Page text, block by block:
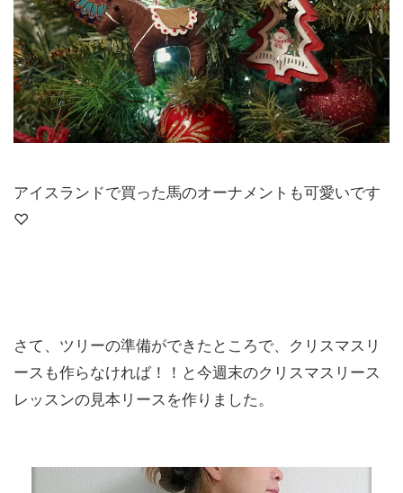
アイスランドで買った馬のオーナメントも可愛いです
♡
さて、ツリーの準備ができたところで、クリスマスリ
ースも作らなければ！！と今週末のクリスマスリース
レッスンの見本リースを作りました。